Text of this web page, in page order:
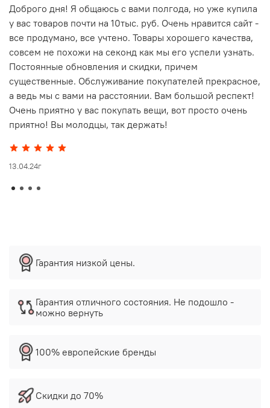
Доброго дня! Я общаюсь с вами полгода, но уже купила
у вас товаров почти на 10тыс. руб. Очень нравится сайт -
все продумано, все учтено. Товары хорошего качества,
совсем не похожи на секонд как мы его успели узнать.
Постоянные обновления и скидки, причем
существенные. Обслуживание покупателей прекрасное,
а ведь мы с вами на расстоянии. Вам большой респект!
Очень приятно у вас покупать вещи, вот просто очень
приятно! Вы молодцы, так держать!
13.04.24г
Гарантия низкой цены.
Гарантия отличного состояния. Не подошло -
можно вернуть
100% европейские бренды
Скидки до 70%